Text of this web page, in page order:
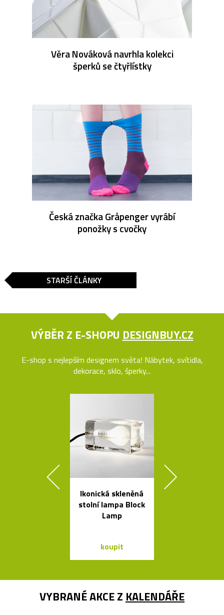
Věra Nováková navrhla kolekci
šperků se čtyřlístky
Česká značka Gråpenger vyrábí
ponožky s cvočky
STARŠÍ ČLÁNKY
VÝBĚR Z E-SHOPU DESIGNBUY.CZ
E-shop s nejlepším designem světa! Nábytek, svítidla,
dekorace, sklo, šperky...
Ikonická skleněná
stolní lampa Block
Lamp
koupit
VYBRANÉ AKCE Z KALENDÁŘE